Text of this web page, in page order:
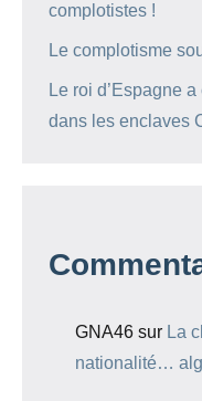
complotistes !
Le complotisme
Le roi d’Espagne
dans les enclaves
GNA46 sur La
nationalité…